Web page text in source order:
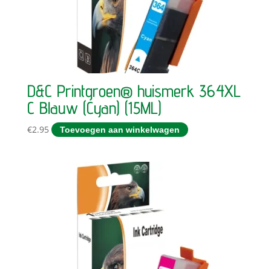
D&C Printgroen® huismerk 364XL
C Blauw (Cyan) (15ML)
€2.95 Toevoegen aan winkelwagen